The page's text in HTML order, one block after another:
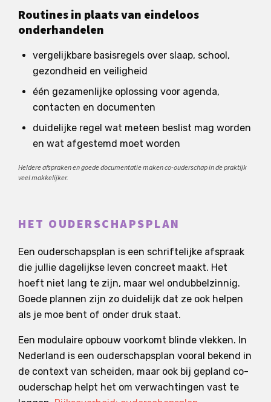
Routines in plaats van eindeloos
onderhandelen
vergelijkbare basisregels over slaap, school,
gezondheid en veiligheid
één gezamenlijke oplossing voor agenda,
contacten en documenten
duidelijke regel wat meteen beslist mag worden
en wat afgestemd moet worden
Heldere afspraken en goede documentatie maken co-ouderschap in de praktijk
veel makkelijker.
HET OUDERSCHAPSPLAN
Een ouderschapsplan is een schriftelijke afspraak
die jullie dagelijkse leven concreet maakt. Het
hoeft niet lang te zijn, maar wel ondubbelzinnig.
Goede plannen zijn zo duidelijk dat ze ook helpen
als je moe bent of onder druk staat.
Een modulaire opbouw voorkomt blinde vlekken. In
Nederland is een ouderschapsplan vooral bekend in
de context van scheiden, maar ook bij gepland co-
ouderschap helpt het om verwachtingen vast te